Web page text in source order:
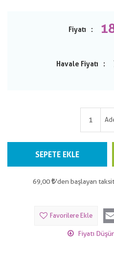
Fiyatı
Havale Fiyatı
SEPETE EKLE
69,00 'den başlayan
Favorilere Ekle
Fiyatı